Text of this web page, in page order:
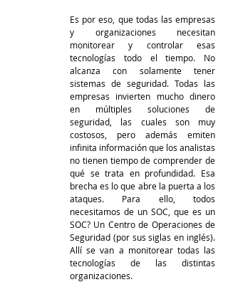
Es por eso, que todas las empresas
y organizaciones necesitan
monitorear y controlar esas
tecnologías todo el tiempo. No
alcanza con solamente tener
sistemas de seguridad. Todas las
empresas invierten mucho dinero
en múltiples soluciones de
seguridad, las cuales son muy
costosos, pero además emiten
infinita información que los analistas
no tienen tiempo de comprender de
qué se trata en profundidad. Esa
brecha es lo que abre la puerta a los
ataques. Para ello, todos
necesitamos de un SOC, que es un
SOC? Un Centro de Operaciones de
Seguridad (por sus siglas en inglés).
Allí se van a monitorear todas las
tecnologías de las distintas
organizaciones.